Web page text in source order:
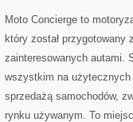
Moto Concierge to
który został przygotowany
zainteresowanych autami.
wszystkim na
sprzedażą samochodów,
rynku używanym. To